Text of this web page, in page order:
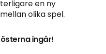
en ny
olika spel.
ingår!